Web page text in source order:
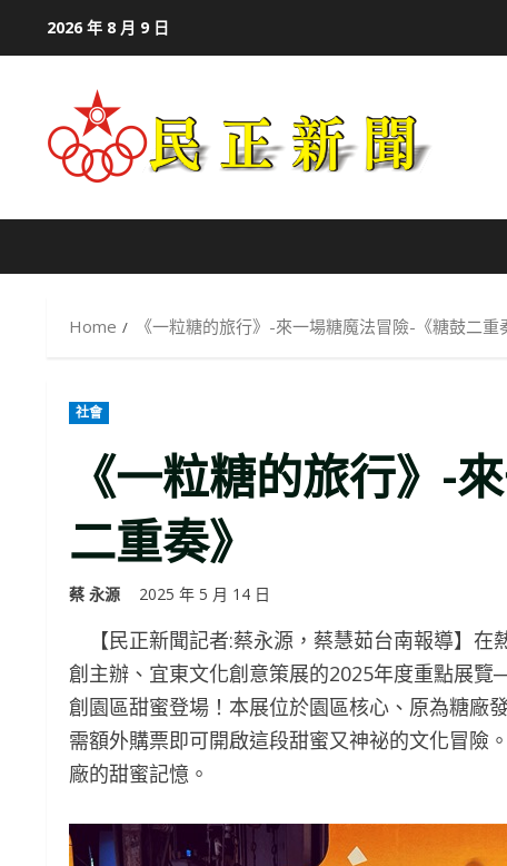
2026 年 8 月 9 日
Home 《一粒糖的旅行》-來一場糖魔法冒險-《糖鼓二重
社會
《一粒糖的旅行》-
二重奏》
蔡 永源 2025 年 5 月 14 日
【民正新聞記者:蔡永源，蔡慧茹台南報導】
創主辦、宜東文化創意策展的2025年度重點展
創園區甜蜜登場！本展位於園區核心、原為糖廠
需額外購票即可開啟這段甜蜜又神祕的文化冒險
廠的甜蜜記憶。